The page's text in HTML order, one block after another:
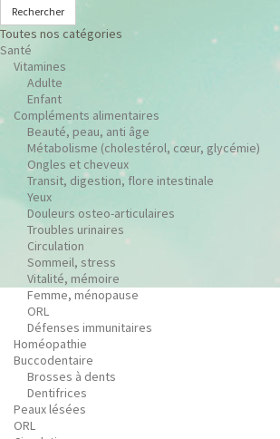
Rechercher
Toutes nos catégories
Santé
Vitamines
Adulte
Enfant
Compléments alimentaires
Beauté, peau, anti âge
Métabolisme (cholestérol, cœur, glycémie)
Ongles et cheveux
Transit, digestion, flore intestinale
Yeux
Douleurs osteo-articulaires
Troubles urinaires
Circulation
Sommeil, stress
Vitalité, mémoire
Femme, ménopause
ORL
Défenses immunitaires
Homéopathie
Buccodentaire
Brosses à dents
Dentifrices
Peaux lésées
ORL